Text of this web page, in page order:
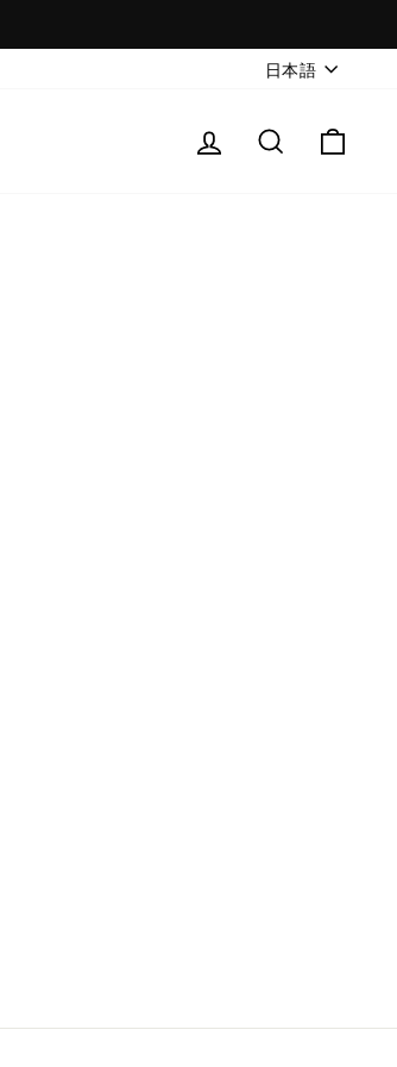
Language
日本語
Log in Search